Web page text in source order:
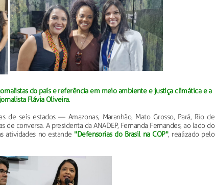
do país e referência em meio ambiente e justiça climática e a
Flávia Oliveira.
de seis estados — Amazonas, Maranhão, Mato Grosso, Pará, Rio de
conversa. A presidenta da ANADEP, Fernanda Fernandes, ao lado do
atividades no estande "Defensorias do Brasil na COP", realizado pelo